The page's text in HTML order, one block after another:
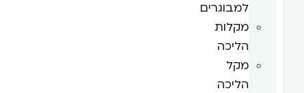
למבוגרים
מקלות
הליכה
מקל
הליכה